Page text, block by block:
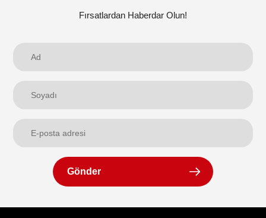
Fırsatlardan Haberdar Olun!
Gönder